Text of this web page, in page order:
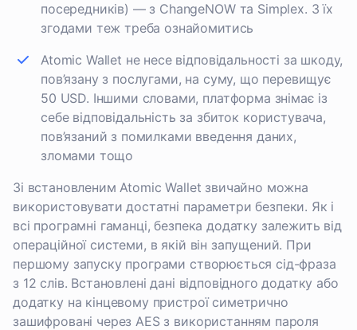
посередників) — з ChangeNOW та Simplex. З їх
згодами теж треба ознайомитись
Atomic Wallet не несе відповідальності за шкоду,
пов’язану з послугами, на суму, що перевищує
50 USD. Іншими словами, платформа знімає із
себе відповідальність за збиток користувача,
пов’язаний з помилками введення даних,
зломами тощо
Зі встановленим Atomic Wallet звичайно можна
використовувати достатні параметри безпеки. Як і
всі програмні гаманці, безпека додатку залежить від
операційної системи, в якій він запущений. При
першому запуску програми створюється сід-фраза
з 12 слів. Встановлені дані відповідного додатку або
додатку на кінцевому пристрої симетрично
зашифровані через AES з використанням пароля